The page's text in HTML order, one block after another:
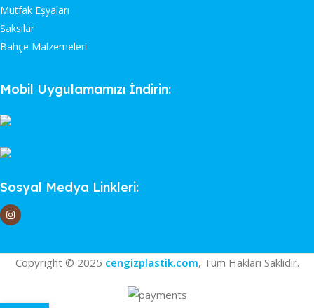
Mutfak Eşyaları
Saksılar
Bahçe Malzemeleri
Mobil Uygulamamızı İndirin:
Sosyal Medya Linkleri:
Copyright © 2025 cengizplastik.com, Tüm Hakları Saklıdır.